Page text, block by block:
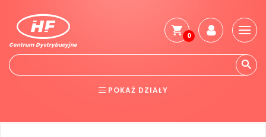
Centrum Dystrybucyjne
0
POKAŻ DZIAŁY